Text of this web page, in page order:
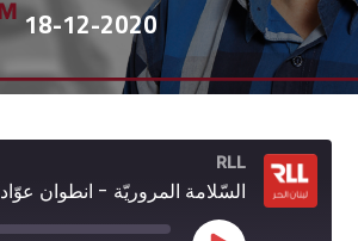
18-12-2020
RLL
السّلامة المروريّة - انطوان عوّاد